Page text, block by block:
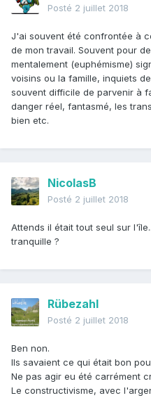
Posté 2 juillet 2018
J'ai souvent été confrontée à
de mon travail. Souvent pour
mentalement (euphémisme)
voisins ou la famille, inquiets
souvent difficile de parvenir à
danger réel, fantasmé, les
bien etc.
NicolasB
Posté 2 juillet 2018
Attends il était tout seul sur
tranquille ?
Rübezahl
Posté 2 juillet 2018
Ben non.
Ils savaient ce qui était bon
Ne pas agir eu été carrément
Le constructivisme, avec